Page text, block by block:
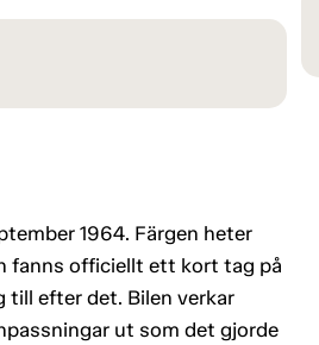
1964. Färgen heter
fanns officiellt ett kort tag på
efter det. Bilen verkar
ut som det gjorde